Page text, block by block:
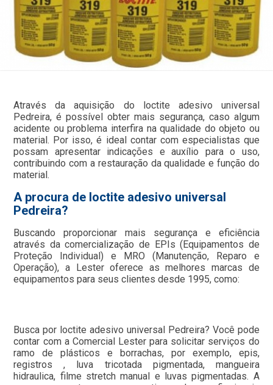
Através da aquisição do loctite adesivo universal
Pedreira, é possível obter mais segurança, caso algum
acidente ou problema interfira na qualidade do objeto ou
material. Por isso, é ideal contar com especialistas que
possam apresentar indicações e auxílio para o uso,
contribuindo com a restauração da qualidade e função do
material.
A procura de loctite adesivo universal
Pedreira?
Buscando proporcionar mais segurança e eficiência
através da comercialização de EPIs (Equipamentos de
Proteção Individual) e MRO (Manutenção, Reparo e
Operação), a Lester oferece as melhores marcas de
equipamentos para seus clientes desde 1995, como:
Busca por loctite adesivo universal Pedreira? Você pode
contar com a Comercial Lester para solicitar serviços do
ramo de plásticos e borrachas, por exemplo, epis,
registros , luva tricotada pigmentada, mangueira
hidraulica, filme stretch manual e luvas pigmentadas. A